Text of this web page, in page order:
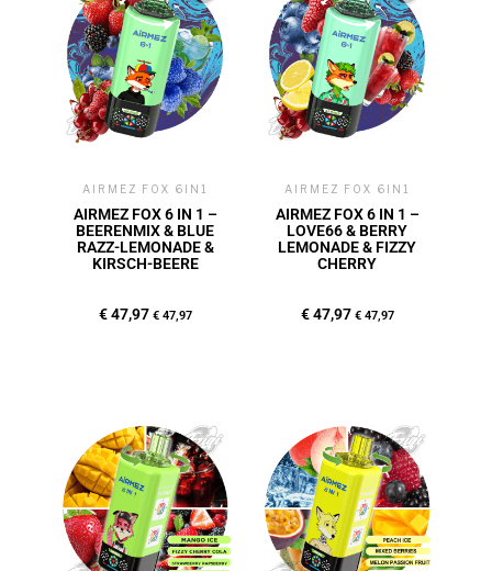
AIRMEZ FOX 6IN1
AIRMEZ FOX 6 IN 1 –
BEERENMIX & BLUE
RAZZ-LEMONADE &
KIRSCH-BEERE
€47,97 €47,97
AIRMEZ FOX 6IN1
AIRMEZ FOX 6 IN 1 –
LOVE66 & BERRY
LEMONADE & FIZZY
CHERRY
€47,97 €47,97